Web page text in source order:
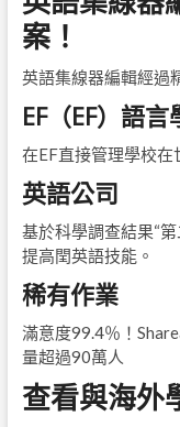
案！
英語集線器編輯經過
EF（EF）語
在EF直接管理學校在
英語公司
基於科學調查結果“
提高閏英語技能。
稀有作業
滿意度99.4％！
量超過90萬人
查看與海外